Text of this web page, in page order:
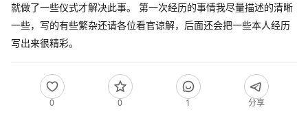
就做了一些仪式才解决此事。 第一次经历的事情我尽量描述的清晰
一些，写的有些繁杂还请各位看官谅解，后面还会把一些本人经历
写出来很精彩。
0 0 1 分享